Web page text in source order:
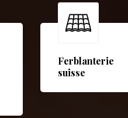
Ferblanterie
suisse